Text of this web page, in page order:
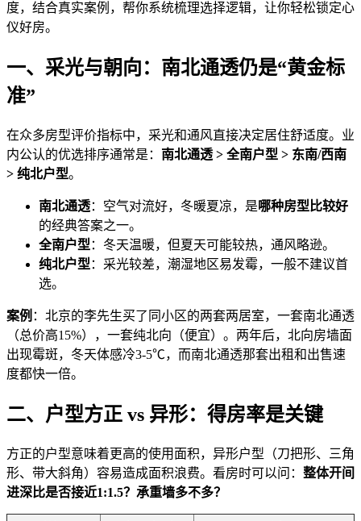
度，结合真实案例，帮你系统梳理选择逻辑，让你轻松锁定心
仪好房。
一、采光与朝向：南北通透仍是“黄金标
准”
在众多房型评价指标中，采光和通风直接决定居住舒适度。业
内公认的优选排序通常是： 南北通透 > 全南户型 > 东南/西南
> 纯北户型。
南北通透：空气对流好，冬暖夏凉，是哪种房型比较好
的经典答案之一。
全南户型 ：冬天温暖，但夏天可能较热，通风略逊。
纯北户型 ：采光较差，潮湿地区易发霉，一般不建议首
选。
案例 ：北京的李先生买了同小区的两套两居室，一套南北通透
（总价高15%），一套纯北向（便宜）。两年后，北向房墙面
出现霉斑，冬天体感冷3-5℃，而南北通透那套出租和出售速
度都快一倍。
二、户型方正 vs 异形：得房率是关键
方正的户型意味着更高的使用面积，异形户型（刀把形、三角
形、带大斜角）容易造成面积浪费。看房时可以问： 整体开间
进深比是否接近1:1.5？承重墙多不多？